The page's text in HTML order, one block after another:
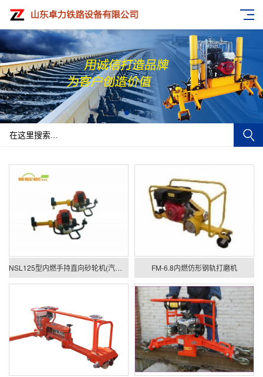
NSL125型内燃手持直向砂轮机(汽油机) FM-6.8内燃仿形钢轨打磨机